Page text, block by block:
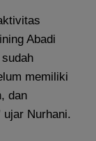
Abadi
memiliki
dan
ujar Nurhani.